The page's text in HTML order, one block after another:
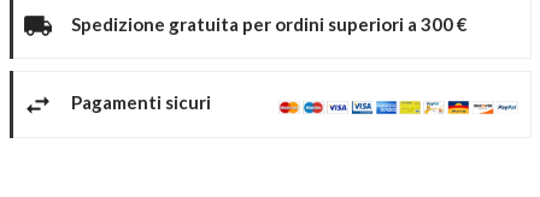
Spedizione gratuita per ordini superiori a 300 €
Pagamenti sicuri